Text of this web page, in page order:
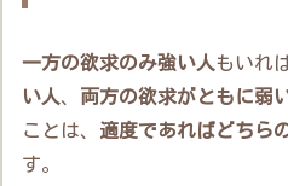
一方の欲求のみ強い人もいれ
い人、 両方の欲求がともに弱
ことは、 適度であればどちら
す。